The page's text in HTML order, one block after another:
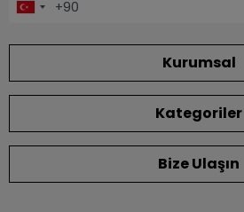
Kurumsal
Kategoriler
Bize Ulaşın